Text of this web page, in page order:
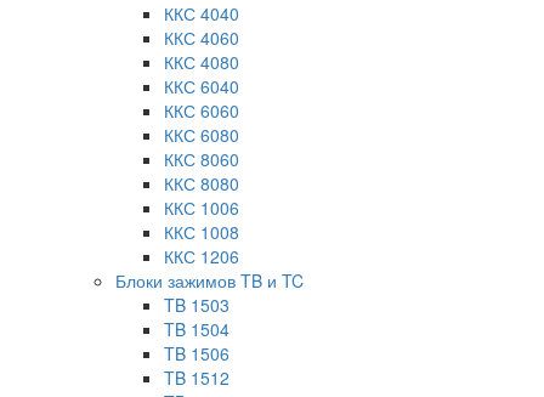
ККС 4040
ККС 4060
ККС 4080
ККС 6040
ККС 6060
ККС 6080
ККС 8060
ККС 8080
ККС 1006
ККС 1008
ККС 1206
Блоки зажимов TB и TC
TB 1503
TB 1504
TB 1506
TB 1512